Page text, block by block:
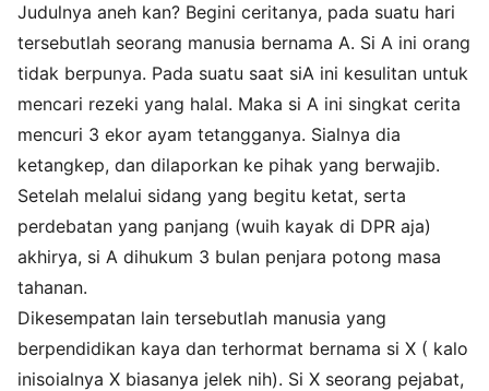
Judulnya aneh kan? Begini ceritanya, pada suatu hari
tersebutlah seorang manusia bernama A. Si A ini orang
tidak berpunya. Pada suatu saat siA ini kesulitan untuk
mencari rezeki yang halal. Maka si A ini singkat cerita
mencuri 3 ekor ayam tetangganya. Sialnya dia
ketangkep, dan dilaporkan ke pihak yang berwajib.
Setelah melalui sidang yang begitu ketat, serta
perdebatan yang panjang (wuih kayak di DPR aja)
akhirya, si A dihukum 3 bulan penjara potong masa
tahanan.
Dikesempatan lain tersebutlah manusia yang
berpendidikan kaya dan terhormat bernama si X ( kalo
inisoialnya X biasanya jelek nih). Si X seorang pejabat,